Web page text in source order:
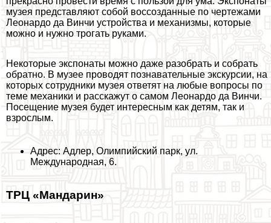
музея представляют собой воссозданные по чертежами
Леонардо да Винчи устройства и механизмы, которые
можно и нужно трогать руками.
Некоторые экспонаты можно даже разобрать и собрать
обратно. В музее проводят познавательные экскурсии, на
которых сотрудники музея ответят на любые вопросы по
теме механики и расскажут о самом Леонардо да Винчи.
Посещение музея будет интересным как детям, так и
взрослым.
Адрес: Адлер, Олимпийский парк, ул.
Международная, 6.
ТРЦ «Maндарин»